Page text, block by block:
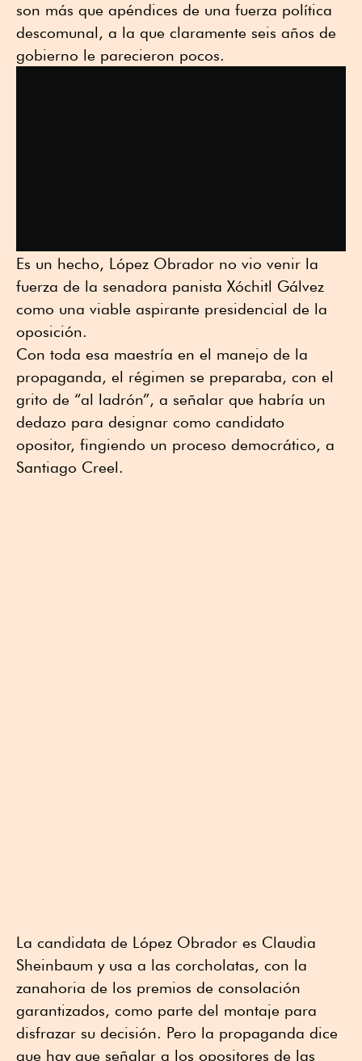
son más que apéndices de una fuerza política
descomunal, a la que claramente seis años de
gobierno le parecieron pocos.
Es un hecho, López Obrador no vio venir la
fuerza de la senadora panista Xóchitl Gálvez
como una viable aspirante presidencial de la
oposición.
Con toda esa maestría en el manejo de la
propaganda, el régimen se preparaba, con el
grito de “al ladrón”, a señalar que habría un
dedazo para designar como candidato
opositor, fingiendo un proceso democrático, a
Santiago Creel.
La candidata de López Obrador es Claudia
Sheinbaum y usa a las corcholatas, con la
zanahoria de los premios de consolación
garantizados, como parte del montaje para
disfrazar su decisión. Pero la propaganda dice
que hay que señalar a los opositores de las